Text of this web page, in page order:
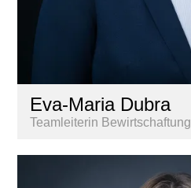
Eva-Maria Dubra
Teamleiterin Bewirtschaftung